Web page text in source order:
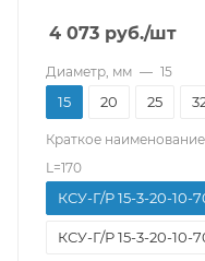
4 073 руб./шт
Диаметр, мм — 15
15 20 25
Краткое наименование
L=170
КСУ-Г/Р 15-3-20-10-
КСУ-Г/Р 15-3-20-10-